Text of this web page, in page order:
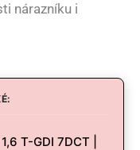
nárazníku i
T-GDI 7DCT |